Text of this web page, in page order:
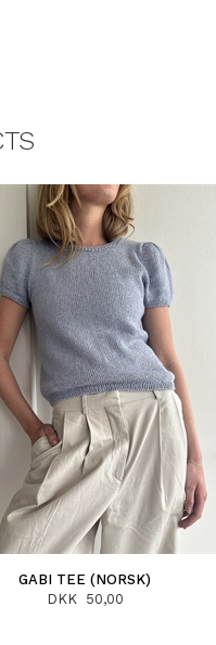
GABI TEE (NORSK)
DKK 50,00